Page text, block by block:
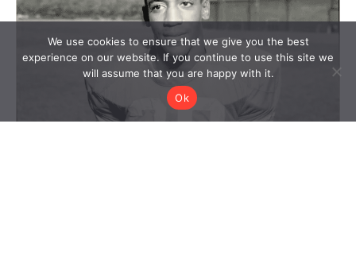
We use cookies to ensure that we give you the best
experience on our website. If you continue to use this site we
will assume that you are happy with it.
Ok